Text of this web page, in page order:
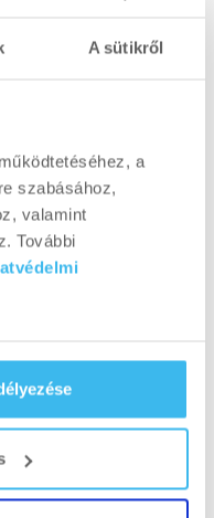
A sütikről
a
szabásához,
valamint
További
ne pedig
középen, vagy
HÁT és